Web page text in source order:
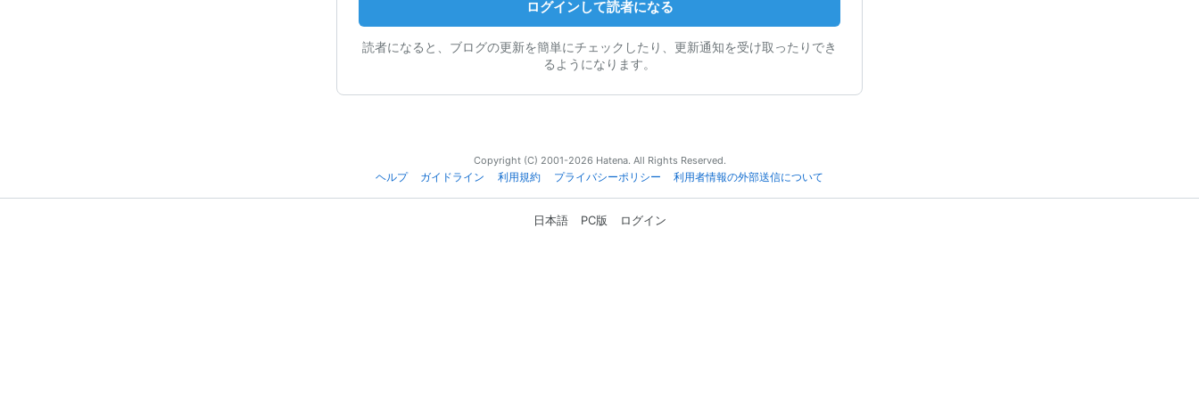
ログインして読者になる
読者になると、ブログの更新を簡単にチェックしたり、更新通知を受け取ったりでき
るようになります。
Copyright (C) 2001-2026 Hatena. All Rights Reserved.
ヘルプ
ガイドライン 利用規約 プライバシーポリシー 利用者情報の外部送信について
日本語 PC版 ログイン